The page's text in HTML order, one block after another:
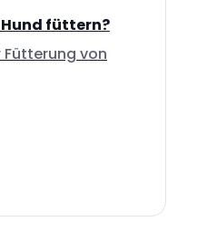
füttern?
von